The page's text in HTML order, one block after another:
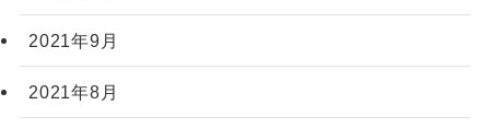
2021年9月
2021年8月